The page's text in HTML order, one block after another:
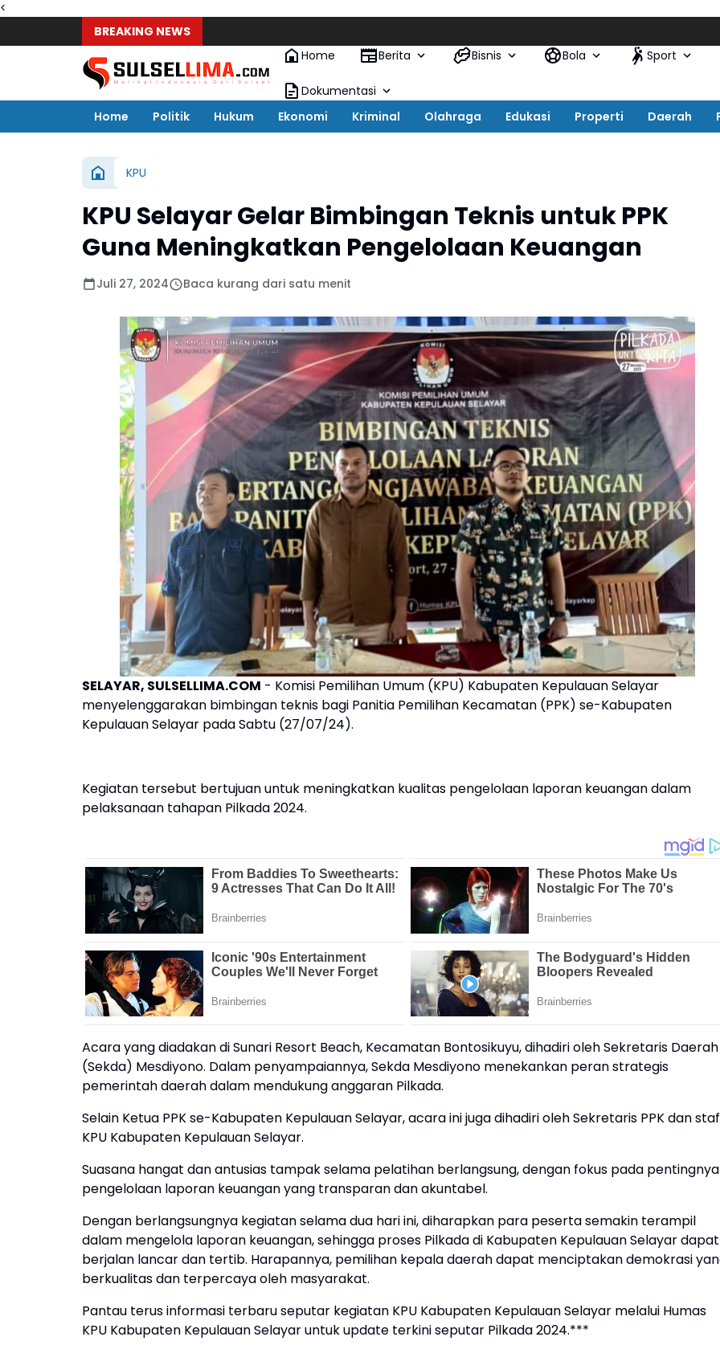
<
BREAKING NEWS
Home
Berita Bisnis Bola Sport
Dokumentasi
Home
Politik Hukum Ekonomi Kriminal Olahraga Edukasi Properti Daerah
KPU
KPU Selayar Gelar Bimbingan Teknis untuk PPK
Guna Meningkatkan Pengelolaan Keuangan
Juli 27, 2024 Baca kurang dari satu menit
SELAYAR, SULSELLIMA.COM - Komisi Pemilihan Umum (KPU) Kabupaten Kepulauan Selayar
menyelenggarakan bimbingan teknis bagi Panitia Pemilihan Kecamatan (PPK) se-Kabupaten
Kepulauan Selayar pada Sabtu (27/07/24).
Kegiatan tersebut bertujuan untuk meningkatkan kualitas pengelolaan laporan keuangan dalam
pelaksanaan tahapan Pilkada 2024.
Acara yang diadakan di Sunari Resort Beach, Kecamatan Bontosikuyu, dihadiri oleh Sekretaris Daerah
(Sekda) Mesdiyono. Dalam penyampaiannya, Sekda Mesdiyono menekankan peran strategis
pemerintah daerah dalam mendukung anggaran Pilkada.
Selain Ketua PPK se-Kabupaten Kepulauan Selayar, acara ini juga dihadiri oleh Sekretaris PPK dan staf
KPU Kabupaten Kepulauan Selayar.
Suasana hangat dan antusias tampak selama pelatihan berlangsung, dengan fokus pada pentingnya
pengelolaan laporan keuangan yang transparan dan akuntabel.
Dengan berlangsungnya kegiatan selama dua hari ini, diharapkan para peserta semakin terampil
dalam mengelola laporan keuangan, sehingga proses Pilkada di Kabupaten Kepulauan Selayar dapat
berjalan lancar dan tertib. Harapannya, pemilihan kepala daerah dapat menciptakan demokrasi
berkualitas dan terpercaya oleh masyarakat.
Pantau terus informasi terbaru seputar kegiatan KPU Kabupaten Kepulauan Selayar melalui Humas
KPU Kabupaten Kepulauan Selayar untuk update terkini seputar Pilkada 2024.***